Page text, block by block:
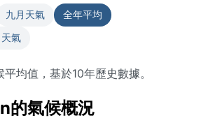
九月天氣
全年平均
氣
均值，基於10年歷史數據。
的氣候概況